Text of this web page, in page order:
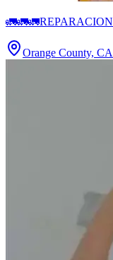
Orange County, CA